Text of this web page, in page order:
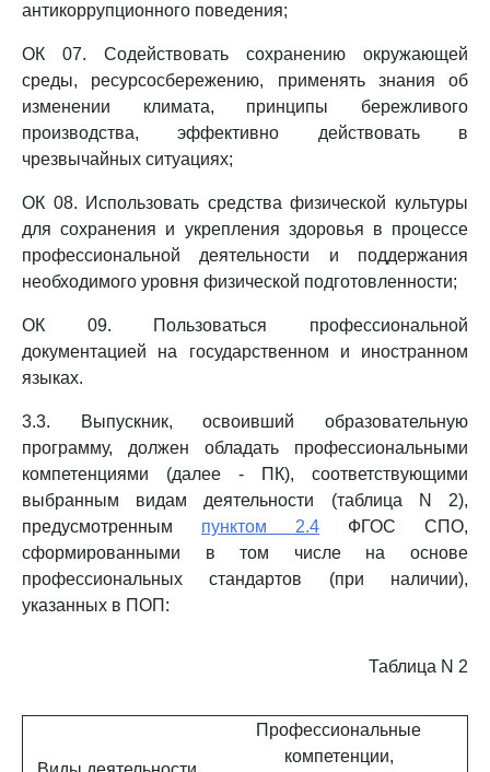
антикоррупционного поведения;
ОК 07. Содействовать сохранению окружающей
среды, ресурсосбережению, применять знания об
изменении климата, принципы бережливого
производства, эффективно действовать в
чрезвычайных ситуациях;
ОК 08. Использовать средства физической культуры
для сохранения и укрепления здоровья в процессе
профессиональной деятельности и поддержания
необходимого уровня физической подготовленности;
ОК 09. Пользоваться профессиональной
документацией на государственном и иностранном
языках.
3.3. Выпускник, освоивший образовательную
программу, должен обладать профессиональными
компетенциями (далее - ПК), соответствующими
выбранным видам деятельности (таблица N 2),
предусмотренным пунктом 2.4 ФГОС СПО,
сформированными в том числе на основе
профессиональных стандартов (при наличии),
указанных в ПОП:
Таблица N 2
Профессиональные
компетенции,